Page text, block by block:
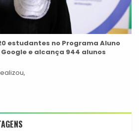
estudantes no Programa Aluno
e alcança 944 alunos